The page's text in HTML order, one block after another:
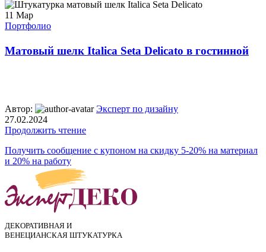
11 Мар
Портфолио
Матовый шелк Italica Seta Delicato в гостинной
Автор:
Эксперт по дизайну
27.02.2024
Продолжить чтение
Получить сообщение с купоном на скидку 5-20% на материал
и 20% на работу
ДЕКОРАТИВНАЯ И
ВЕНЕЦИАНСКАЯ ШТУКАТУРКА